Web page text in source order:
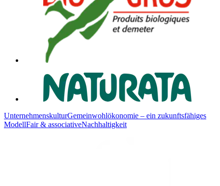
UnternehmenskulturGemeinwohlökonomie – ein zukunftsfähiges
ModellFair & associativeNachhaltigkeit